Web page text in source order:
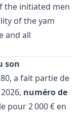
the initiated men
of the yam
and all
son
a fait partie de
numéro de
pour 2 000 € en